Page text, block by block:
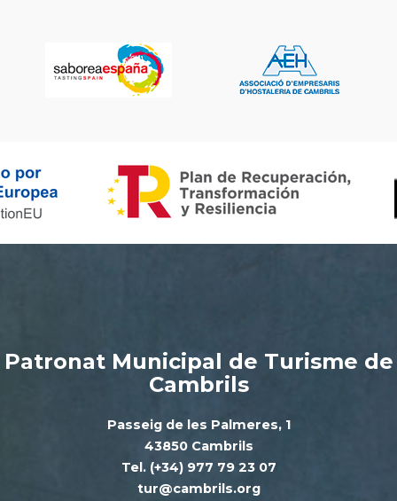
Patronat Municipal de Turisme de
Cambrils
Passeig de les Palmeres, 1
43850 Cambrils
Tel. (+34) 977 79 23 07
tur@cambrils.org